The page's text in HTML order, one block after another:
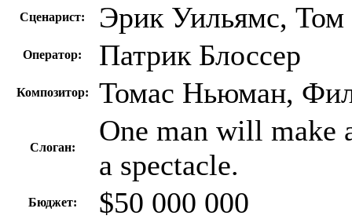
Сценарист: Эрик Уильямс,
Оператор: Патрик Блоссер
Композитор: Томас Ньюман,
Слоган:
One man will make
a spectacle.
Бюджет: $50 000 000